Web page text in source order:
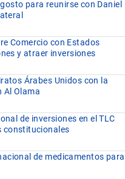
para reunirse con Daniel
Comercio con Estados
y atraer inversiones
Árabes Unidos con la
Al Olama
de inversiones en el TLC
constitucionales
de medicamentos para